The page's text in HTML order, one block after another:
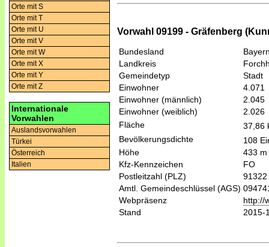
Orte mit S
Orte mit T
Orte mit U
Orte mit V
Orte mit W
Orte mit X
Orte mit Y
Orte mit Z
Internationale
Vorwahlen
Auslandsvorwahlen
Türkei
Österreich
Italien
Vorwahl 09199 - Gräfenberg
Bundesland
Landkreis
Gemeindetyp
Stadt
Einwohner
4.071
Einwohner (männlich)
2.045
Einwohner (weiblich)
2.026
Fläche
37,86
Bevölkerungsdichte
108
Höhe
433 m
Kfz-Kennzeichen
FO
Postleitzahl (PLZ)
91322
Amtl. Gemeindeschlüssel (AGS)
Webpräsenz
http://
Stand
2015-